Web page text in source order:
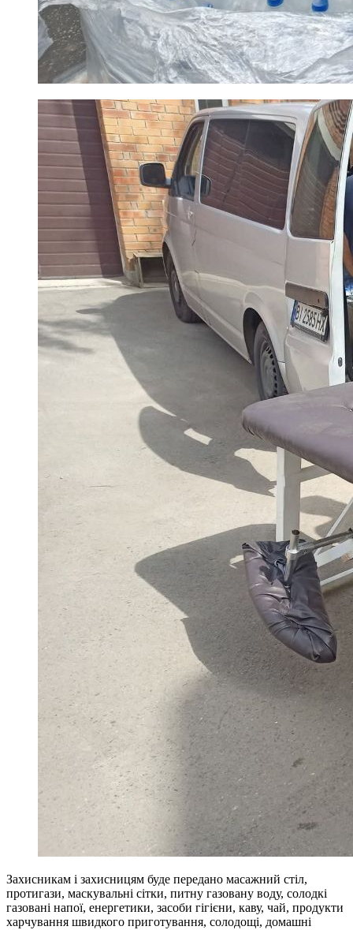
Захисникам і захисницям буде передано масажний стіл,
протигази, маскувальні сітки, питну газовану воду, солодкі
газовані напої, енергетики, засоби гігієни, каву, чай, продукти
харчування швидкого приготування, солодощі, домашні